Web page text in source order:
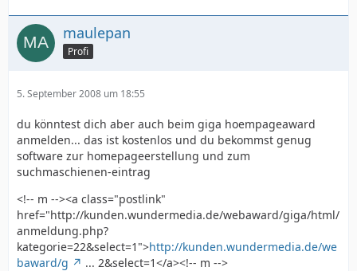
maulepan
Profi
5. September 2008 um 18:55
du könntest dich aber auch beim giga hoempageaward
anmelden... das ist kostenlos und du bekommst genug
software zur homepageerstellung und zum
suchmaschienen-eintrag
<!-- m --><a class="postlink"
href="http://kunden.wundermedia.de/webaward/giga/html/
anmeldung.php?
kategorie=22&select=1">http://kunden.wundermedia.de/we
baward/g
... 2&select=1</a><!-- m -->